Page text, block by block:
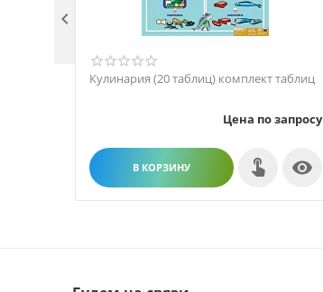
Кулинария (20 таблиц) комплект таблиц
Цена по запросу
В КОРЗИНУ 
